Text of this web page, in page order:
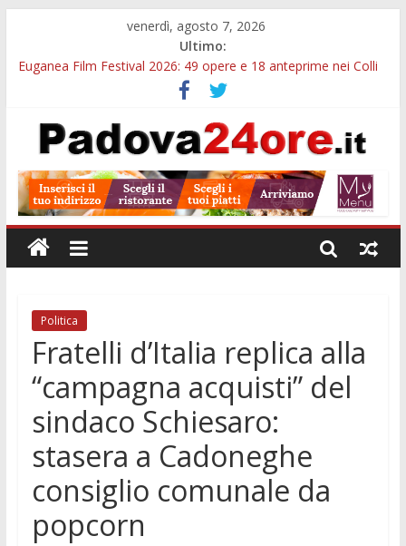
venerdì, agosto 7, 2026
Ultimo:
Euganea Film Festival 2026: 49 opere e 18 anteprime nei Colli
Slow Looking agli Eremitani: un’ora per osservare davvero
un’opera
Notizie di Padova alle ore 21: lavoratore morto, credito sul
Orto Botanico Padova: visite ed escursioni fino a settembre
Concorso Università di Padova: 5 funzionari, domande entro il
7 agosto
Politica
Fratelli d’Italia replica alla
“campagna acquisti” del
sindaco Schiesaro:
stasera a Cadoneghe
consiglio comunale da
popcorn